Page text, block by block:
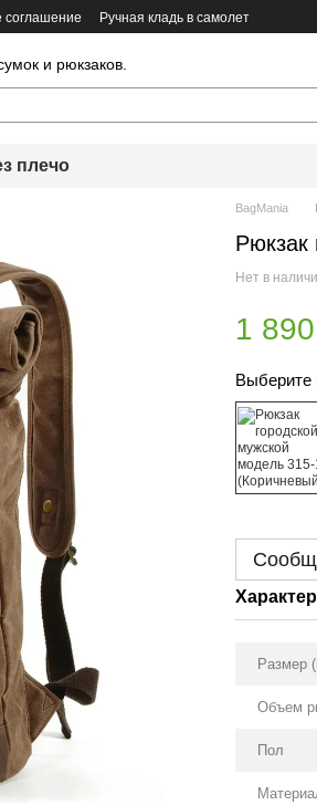
соглашение Ручная кладь в самолет
и рюкзаков.
плечо
BagMania
Рюкзак
Нет в
1
Выберите
Размер
Объем
Пол